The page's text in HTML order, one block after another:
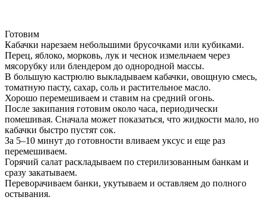
Готовим
Кабачки нарезаем небольшими брусочками или кубиками.
Перец, яблоко, морковь, лук и чеснок измельчаем через
мясорубку или блендером до однородной массы.
В большую кастрюлю выкладываем кабачки, овощную смесь,
томатную пасту, сахар, соль и растительное масло.
Хорошо перемешиваем и ставим на средний огонь.
После закипания готовим около часа, периодически
помешивая. Сначала может показаться, что жидкости мало, но
кабачки быстро пустят сок.
За 5–10 минут до готовности вливаем уксус и еще раз
перемешиваем.
Горячий салат раскладываем по стерилизованным банкам и
сразу закатываем.
Переворачиваем банки, укутываем и оставляем до полного
остывания.